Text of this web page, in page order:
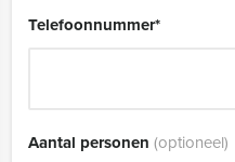
Telefoonnummer*
Aantal personen (optioneel)